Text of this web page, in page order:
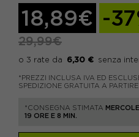
18,89€ -
29,99€
6,30 €
*PREZZI INCLUSA IVA ED
SPEDIZIONE GRATUITA A
*CONSEGNA STIMATA
19 ORE E 8 MIN.